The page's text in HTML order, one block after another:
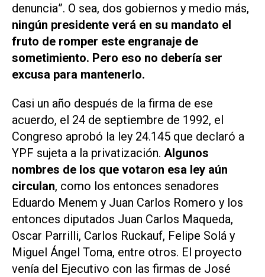
denuncia”. O sea, dos gobiernos y medio más,
ningún presidente verá en su mandato el
fruto de romper este engranaje de
sometimiento. Pero eso no debería ser
excusa para mantenerlo.
Casi un año después de la firma de ese
acuerdo, el 24 de septiembre de 1992, el
Congreso aprobó la ley 24.145 que declaró a
YPF sujeta a la privatización. Algunos
nombres de los que votaron esa ley aún
circulan, como los entonces senadores
Eduardo Menem y Juan Carlos Romero y los
entonces diputados Juan Carlos Maqueda,
Oscar Parrilli, Carlos Ruckauf, Felipe Solá y
Miguel Ángel Toma, entre otros. El proyecto
venía del Ejecutivo con las firmas de José